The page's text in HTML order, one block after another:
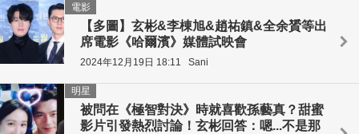
【多圖】玄彬&李棟旭&趙祐鎮&全余贇等出
席電影《哈爾濱》媒體試映會
電影
2024年12月19日 18:11 Sani
被問在《極智對決》時就喜歡孫藝真？甜蜜
影片引發熱烈討論！玄彬回答：嗯...不是那
明星